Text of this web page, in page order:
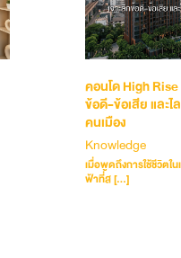
คอนโด High Rise
ข้อดี-ข้อเสีย และ
คนเมือง
Knowledge
เมื่อพูดถึงการใช้ชีวิตใ
ฟ้าที่ส […]